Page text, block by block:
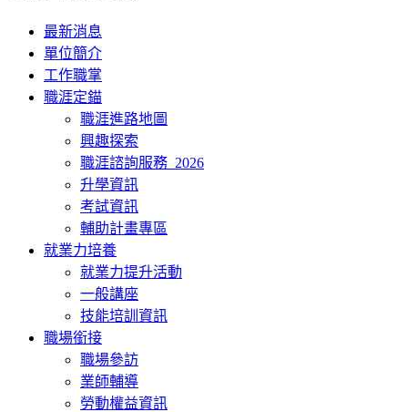
最新消息
單位簡介
工作職掌
職涯定錨
職涯進路地圖
興趣探索
職涯諮詢服務_2026
升學資訊
考試資訊
輔助計畫專區
就業力培養
就業力提升活動
一般講座
技能培訓資訊
職場銜接
職場參訪
業師輔導
勞動權益資訊